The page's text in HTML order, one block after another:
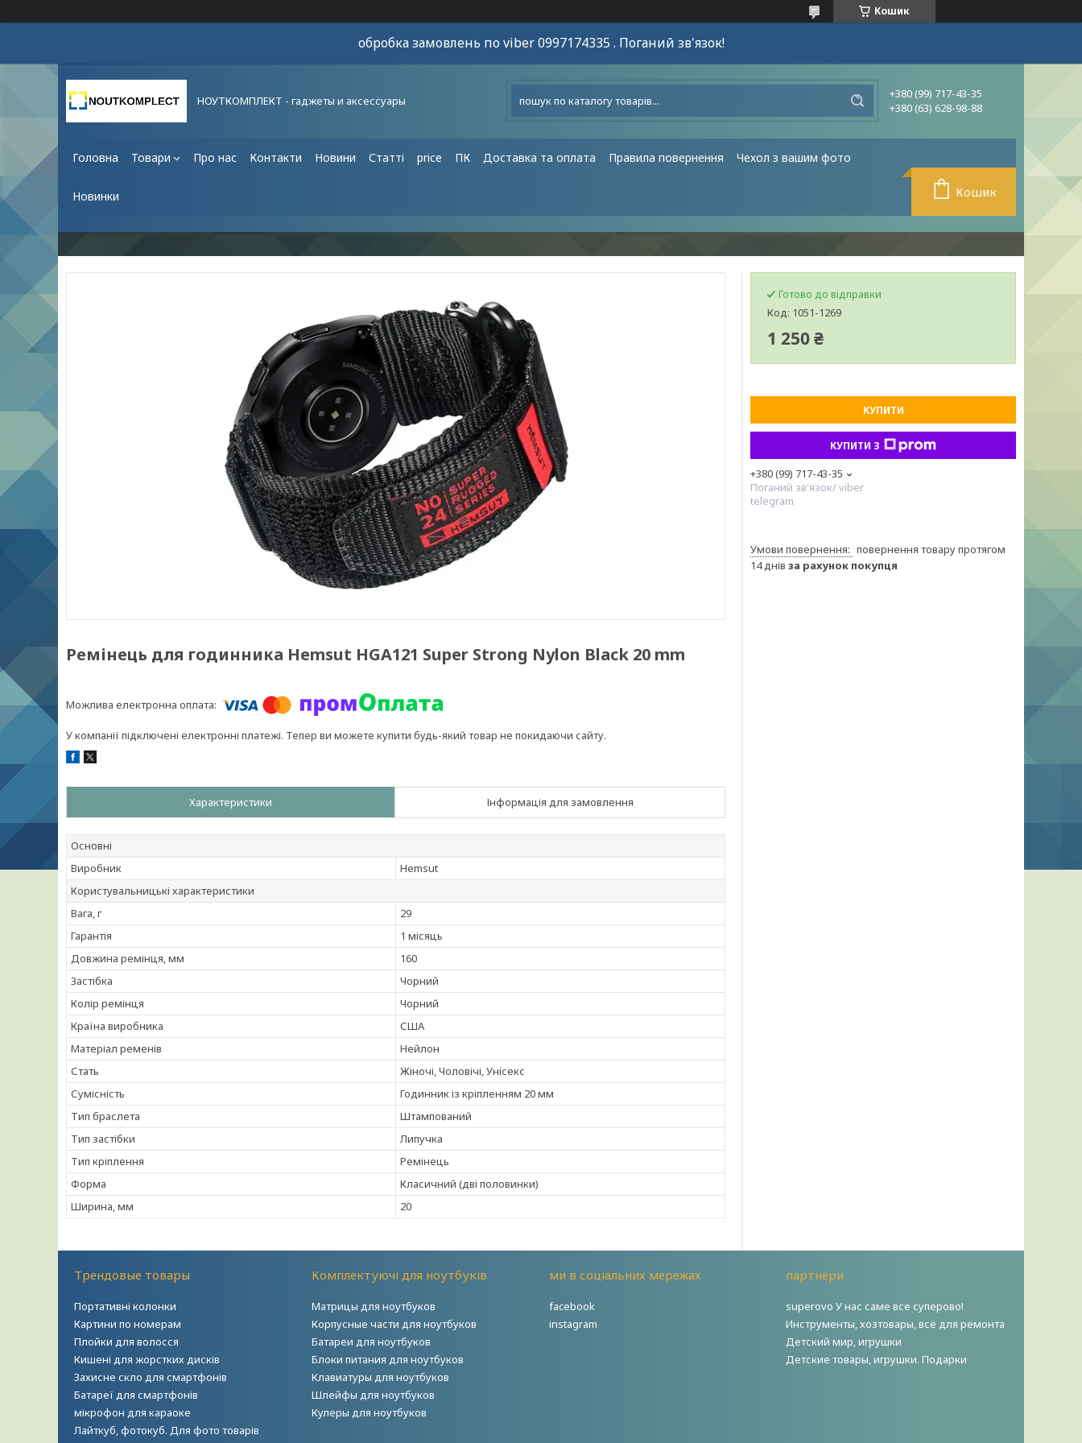
Кошик
обробка замовлень по viber 0997174335 . Поганий зв'язок!
НОУТКОМПЛЕКТ - гаджеты и аксессуары
+380 (99) 717-43-35
+380 (63) 628-98-88
Головна Товари Про нас Контакти Новини Статті price ПК Доставка та оплата Правила повернення Чехол з вашим фото
Новинки Кошик
Ремінець для годинника Hemsut HGA121 Super Strong Nylon Black 20 mm
У компанії підключені електронні платежі. Тепер ви можете купити будь-який товар не покидаючи сайту.
Характеристики Інформація для замовлення
Основні
Виробник
Hemsut
Користувальницькі характеристики
Вага, г
29
Гарантія
1 місяць
Довжина ремінця, мм
160
Застібка
Чорний
Колір ремінця
Чорний
Країна виробника
США
Матеріал ременів
Нейлон
Стать
Жіночі, Чоловічі, Унісекс
Сумісність
Годинник із кріпленням 20 мм
Тип браслета
Штампований
Тип застібки
Липучка
Тип кріплення
Ремінець
Форма
Класичний (дві половинки)
Ширина, мм
20
Готово до відправки
Код: 1051-1269
1 250 ₴
КУПИТИ
КУПИТИ З
+380 (99) 717-43-35
Поганий зв'язок/ viber
telegram
повернення товару протягом
14 днів за рахунок покупця
Трендовые товары
Портативні колонки
Картини по номерам
Плойки для волосся
Кишені для жорстких дисків
Захисне скло для смартфонів
Батареї для смартфонів
мікрофон для караоке
Лайткуб, фотокуб. Для фото товарів
Комплектуючі для ноутбуків
Матрицы для ноутбуков
Корпусные части для ноутбуков
Батареи для ноутбуков
Блоки питания для ноутбуков
Клавиатуры для ноутбуков
Шлейфы для ноутбуков
Кулеры для ноутбуков
ми в соціальних мережах
facebook
instagram
партнери
superovo У нас саме все суперово!
Инструменты, хозтовары, всё для ремонта
Детский мир, игрушки
Детские товары, игрушки. Подарки